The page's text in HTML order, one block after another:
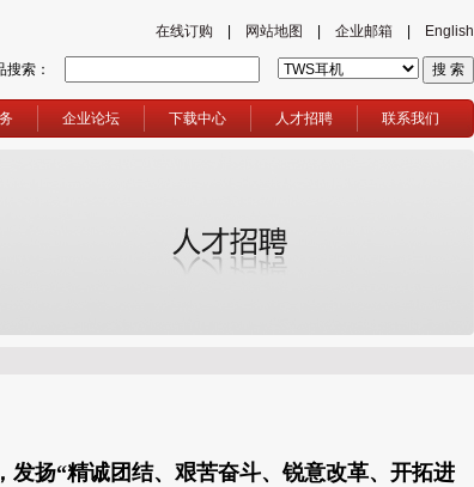
在线订购 网站地图 企业邮箱 English
搜索：
企业论坛 下载中心 人才招聘 联系我们
扬“精诚团结、艰苦奋斗、锐意改革、开拓进